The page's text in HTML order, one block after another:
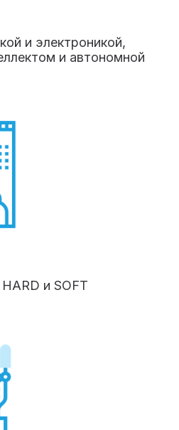
и электроникой,
и автономной
и SOFT